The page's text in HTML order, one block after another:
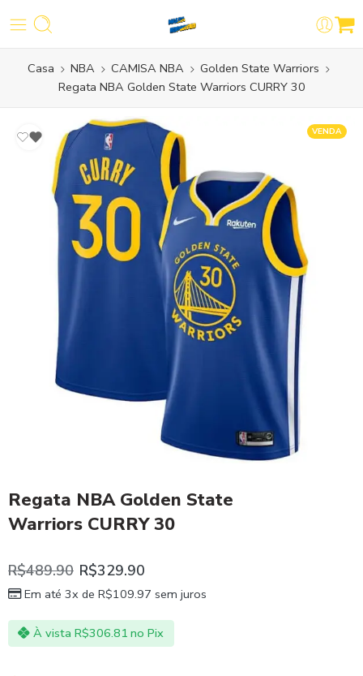
Casa NBA CAMISA NBA
Golden State Warriors
Regata NBA Golden State Warriors CURRY 30
VENDA
Regata NBA Golden State
Warriors CURRY 30
R$489.90 R$329.90
Em até 3x de R$109.97 sem juros
À vista R$306.81 no Pix